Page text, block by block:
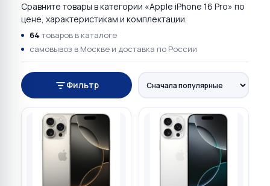
Сравните товары в категории «Apple iPhone 16 Pro» по
цене, характеристикам и комплектации.
64 товаров в каталоге
самовывоз в Москве и доставка по России
Фильтр